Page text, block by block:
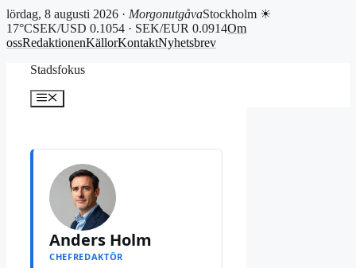
lördag, 8 augusti 2026 · MorgonutgåvaStockholm ☀
17°CSEK/USD 0.1054 · SEK/EUR 0.0914Om
ossRedaktionenKällorKontaktNyhetsbrev
Stadsfokus
Meny
Anders Holm
CHEFREDAKTÖR